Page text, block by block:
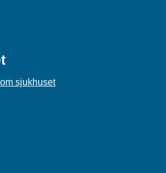
sjukhuset